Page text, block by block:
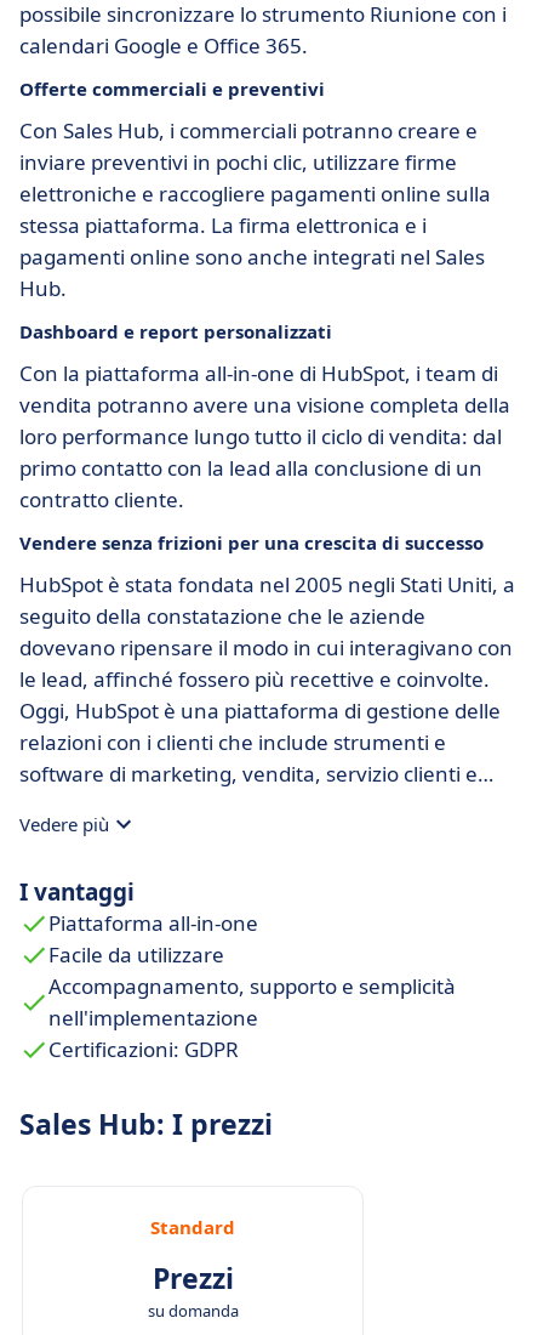
possibile sincronizzare lo strumento Riunione con i
calendari Google e Office 365.
Offerte commerciali e preventivi
Con Sales Hub, i commerciali potranno creare e
inviare preventivi in pochi clic, utilizzare firme
elettroniche e raccogliere pagamenti online sulla
stessa piattaforma. La firma elettronica e i
pagamenti online sono anche integrati nel Sales
Hub.
Dashboard e report personalizzati
Con la piattaforma all-in-one di HubSpot, i team di
vendita potranno avere una visione completa della
loro performance lungo tutto il ciclo di vendita: dal
primo contatto con la lead alla conclusione di un
contratto cliente.
Vendere senza frizioni per una crescita di successo
HubSpot è stata fondata nel 2005 negli Stati Uniti, a
seguito della constatazione che le aziende
dovevano ripensare il modo in cui interagivano con
le lead, affinché fossero più recettive e coinvolte.
Oggi, HubSpot è una piattaforma di gestione delle
relazioni con i clienti che include strumenti e
software di marketing, vendita, servizio clienti e
delle imprese durante la loro crescita.
Vedere più
I vantaggi
Piattaforma all-in-one
Facile da utilizzare
Accompagnamento, supporto e semplicità
nell'implementazione
Certificazioni: GDPR
Sales Hub: I prezzi
Standard
Prezzi
su domanda